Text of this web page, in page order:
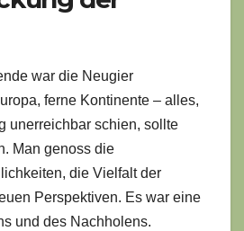
war die Neugier
ferne Kontinente – alles,
unerreichbar schien, sollte
Man genoss die
die Vielfalt der
Perspektiven. Es war eine
und des Nachholens.